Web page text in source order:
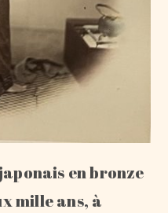
en bronze
mille ans, à